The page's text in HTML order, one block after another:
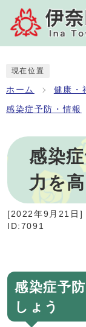
現在位置
ホーム 健康・
感染症予防・情報
感染
力を
[2022年9月21日 ]
ID:7091
感染症予
しょう